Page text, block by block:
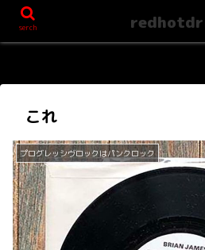
これ
プログレッシヴロックはパンクロック
serch